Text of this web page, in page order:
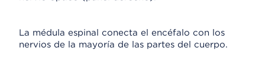
La médula espinal conecta el encéfalo con los
nervios de la mayoría de las partes del cuerpo.